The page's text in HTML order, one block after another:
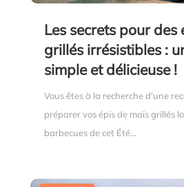
Les secrets pour des
grillés irrésistibles :
simple et délicieuse !
Vous êtes à la recherche d'une
préparer vos épis de maïs grillés
barbecues de cet Été...